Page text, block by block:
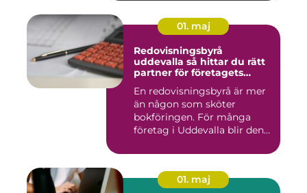
01. maj
Redovisningsbyrå
uddevalla så hittar du rätt
partner för företagets
En redovisningsbyrå är mer
än någon som sköter
bokföringen. För många
företag i Uddevalla blir den
01. maj